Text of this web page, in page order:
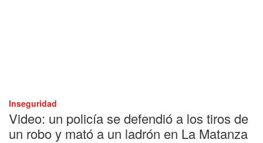
Inseguridad
Video: un policía se defendió a los tiros de
un robo y mató a un ladrón en La Matanza